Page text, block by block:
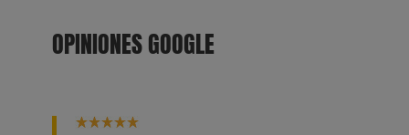
OPINIONES GOOGLE